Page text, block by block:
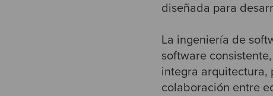
diseñada para
La ingeniería de
software
integra arquitectura,
colaboración entre